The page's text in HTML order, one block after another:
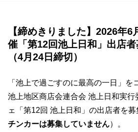
【締めきりました】2026年6
催「第12回池上日和」出店
（4月24日締切）
「池上で過ごすのに最高の一日」を
池上地区商店会連合会 池上日和実行
ェ「第12回 池上日和」の出店者を
チンカーは募集していません）。